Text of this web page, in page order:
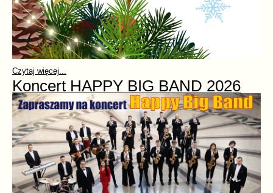
Czytaj więcej...
Koncert HAPPY BIG BAND 2026